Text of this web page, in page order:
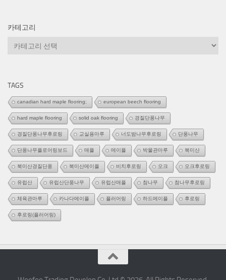
카테고리
카
TAGS
canadian hard maple flooring; european beech flooring
hard maple flooring solid oak flooring 경질단풍나무
경질단풍나무후로링 교실용마루 너도밤나무후로링 단풍나무
단풍나무플로어링보드 매플 메이플 박물관마루 북미산
북미산경질단풍 북미산메이플 비치후로링 오크 오크후로링
유럽산 유럽산단풍나무 유럽산매플 참나무 참나무후로링
체육관마루 카나다메이플 플러어링 하드메이플 후로링
후로링(플러어링)